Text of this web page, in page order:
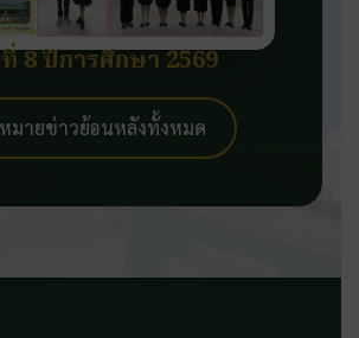
8 ปีการศึกษา 2569
มายข่าวย้อนหลังทั้งหมด